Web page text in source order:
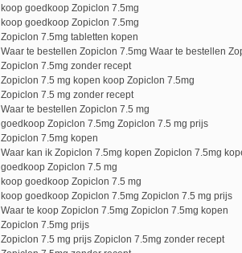
koop goedkoop Zopiclon 7.5mg
koop goedkoop Zopiclon 7.5mg
Zopiclon 7.5mg tabletten kopen
Waar te bestellen Zopiclon 7.5mg Waar te bestellen
Zopiclon 7.5mg zonder recept
Zopiclon 7.5 mg kopen koop Zopiclon 7.5mg
Zopiclon 7.5 mg zonder recept
Waar te bestellen Zopiclon 7.5 mg
goedkoop Zopiclon 7.5mg Zopiclon 7.5 mg prijs
Zopiclon 7.5mg kopen
Waar kan ik Zopiclon 7.5mg kopen Zopiclon 7.5mg
goedkoop Zopiclon 7.5 mg
koop goedkoop Zopiclon 7.5 mg
koop goedkoop Zopiclon 7.5mg Zopiclon 7.5 mg prijs
Waar te koop Zopiclon 7.5mg Zopiclon 7.5mg kopen
Zopiclon 7.5mg prijs
Zopiclon 7.5 mg prijs Zopiclon 7.5mg zonder recept